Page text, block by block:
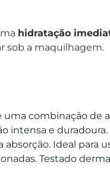
hidratação
sob a maquilhagem.
uma combinação de
intensa e
Ideal para
Testado